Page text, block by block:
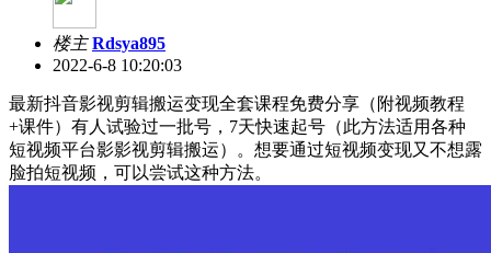
楼主 Rdsya895
2022-6-8 10:20:03
最新抖音影视剪辑搬运变现全套课程免费分享（附视频教程
+课件）有人试验过一批号，7天快速起号（此方法适用各种
短视频平台影影视剪辑搬运）。想要通过短视频变现又不想露
脸拍短视频，可以尝试这种方法。